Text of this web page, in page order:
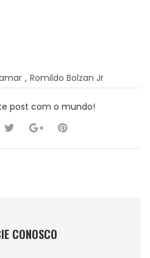
, Romildo Bolzan Jr
post com o mundo!
CONOSCO